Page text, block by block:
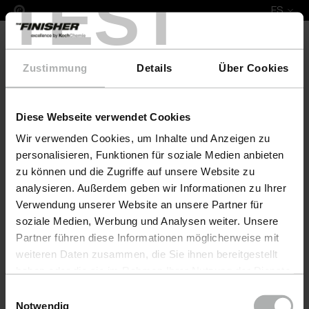
TEST
Zustimmung Details Über Cookies
Diese Webseite verwendet Cookies
Wir verwenden Cookies, um Inhalte und Anzeigen zu
personalisieren, Funktionen für soziale Medien anbieten
zu können und die Zugriffe auf unsere Website zu
analysieren. Außerdem geben wir Informationen zu Ihrer
Verwendung unserer Website an unsere Partner für
soziale Medien, Werbung und Analysen weiter. Unsere
Partner führen diese Informationen möglicherweise mit
weiteren Daten zusammen, die Sie ihnen bereitgestellt
Einstellungen zu den Cookies finden Sie unter
Notwendig
ES
Complete Leather Repair Set Koinor